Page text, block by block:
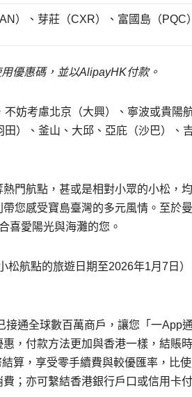
）、芽莊（CXR）、富國島（PQC）
優惠碼，並以AlipayHK付款。
妨考慮北京（大興）、寧波或貴陽
）、釜山、大邱、亞庇（沙巴）、
門航點，甚或是相對小眾的小松，
您感受寶島臺灣的多元風情。至於
喜愛陽光與海灘的您。
航點的旅遊日期至2026年1月7日）
通全球數百萬商戶，讓您「一App
，付款方法更加與香港一樣，結賬
算，享受零手續費與較優匯率，比
；亦可繫結香港銀行戶口或信用卡